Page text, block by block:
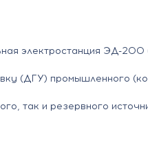
электростанция ЭД-
(ДГУ) промышленного
так и резервного